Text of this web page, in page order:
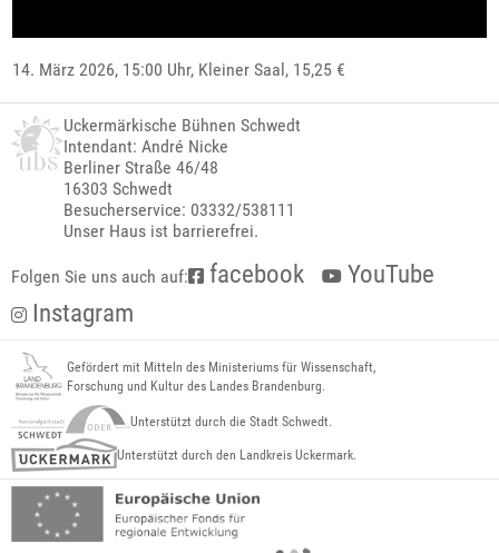
14. März 2026, 15:00 Uhr, Kleiner Saal , 15,25 €
Uckermärkische Bühnen Schwedt
Intendant: André Nicke
Berliner Straße 46/48
16303 Schwedt
Besucherservice: 03332/538111
Unser Haus ist barrierefrei.
Folgen Sie uns auch auf: facebook
YouTube
Instagram
Gefördert mit Mitteln des Ministeriums für Wissenschaft,
Forschung und Kultur des Landes Brandenburg.
Unterstützt durch die Stadt Schwedt.
Unterstützt durch den Landkreis Uckermark.